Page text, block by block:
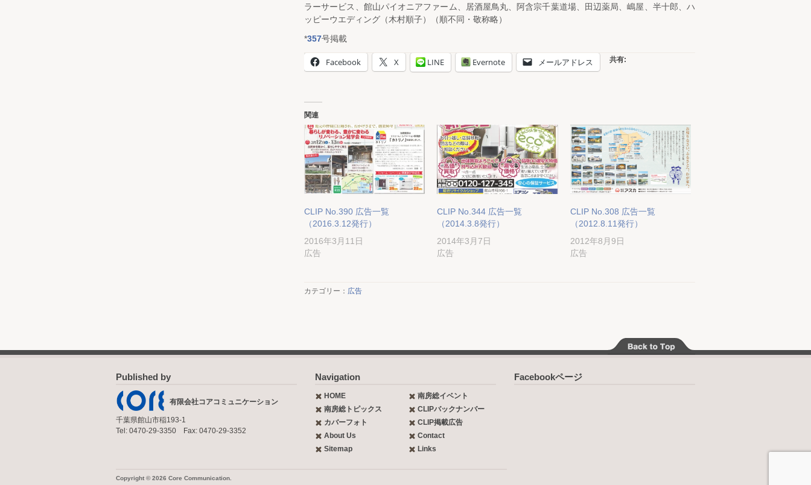
ラーサービス、館山パイオニアファーム、居酒屋鳥丸、阿含宗千葉道場、田辺薬局、嶋屋、半十郎、ハ
ッピーウエディング（木村順子）（順不同・敬称略）
*357号掲載
共有:
Facebook X LINE Evernote メールアドレス
関連
CLIP No.390 広告一覧
（2016.3.12発行）
2016年3月11日
広告
CLIP No.344 広告一覧
（2014.3.8発行）
2014年3月7日
広告
CLIP No.308 広告一覧
（2012.8.11発行）
2012年8月9日
広告
カテゴリー： 広告
Published by
有限会社コアコミュニケーション
千葉県館山市稲193-1
Tel: 0470-29-3350 Fax: 0470-29-3352
Navigation
HOME
南房総イベント
南房総トピックス
CLIPバックナンバー
カバーフォト
CLIP掲載広告
About Us
Contact
Sitemap
Links
Facebookページ
Copyright © 2026 Core Communication.